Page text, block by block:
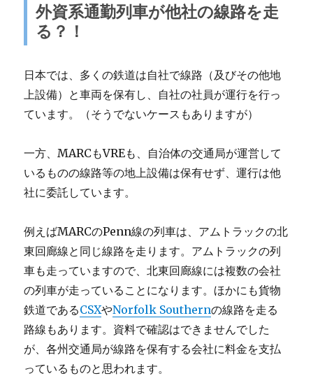
外資系通勤列車が他社の線路を走
る？！
日本では、多くの鉄道は自社で線路（及びその他地
上設備）と車両を保有し、自社の社員が運行を行っ
ています。（そうでないケースもありますが）
一方、MARCもVREも、自治体の交通局が運営して
いるものの線路等の地上設備は保有せず、運行は他
社に委託しています。
例えばMARCのPenn線の列車は、アムトラックの北
東回廊線と同じ線路を走ります。アムトラックの列
車も走っていますので、北東回廊線には複数の会社
の列車が走っていることになります。ほかにも貨物
鉄道であるCSXやNorfolk Southernの線路を走る
路線もあります。資料で確認はできませんでした
が、各州交通局が線路を保有する会社に料金を支払
っているものと思われます。